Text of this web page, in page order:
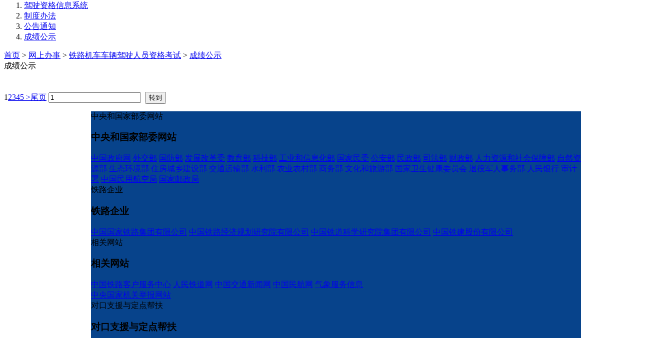
驾驶资格信息系统
制度办法
公告通知
成绩公示
首页 > 网上办事 > 铁路机车车辆驾驶人员资格考试 > 成绩公示
成绩公示
1 2345 >尾页
中央和国家部委网站
中央和国家部委网站
中国政府网 外交部 国防部 发展改革委 教育部 科技部 工业和信息化部 国家民委 公安部 民政部 司法部 财政部 人力资源和社会保障部 自然资
源部 生态环境部 住房城乡建设部 交通运输部 水利部 农业农村部 商务部 文化和旅游部 国家卫生健康委员会 退役军人事务部 人民银行 审计
署 中国民用航空局 国家邮政局
铁路企业
铁路企业
中国国家铁路集团有限公司 中国铁路经济规划研究院有限公司 中国铁道科学研究院集团有限公司 中国铁建股份有限公司
相关网站
相关网站
中国铁路客户服务中心 人民铁道网 中国交通新闻网 中国民航网 气象服务信息
中央国家机关举报网站
对口支援与定点帮扶
对口支援与定点帮扶